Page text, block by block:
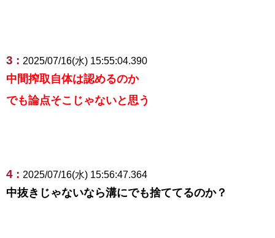
3 : 2025/07/16(水) 15:55:04.390
中間搾取自体は認めるのか
でも論点そこじゃないと思う
4 : 2025/07/16(水) 15:56:47.364
中抜きじゃないなら溝にでも捨ててるのか？